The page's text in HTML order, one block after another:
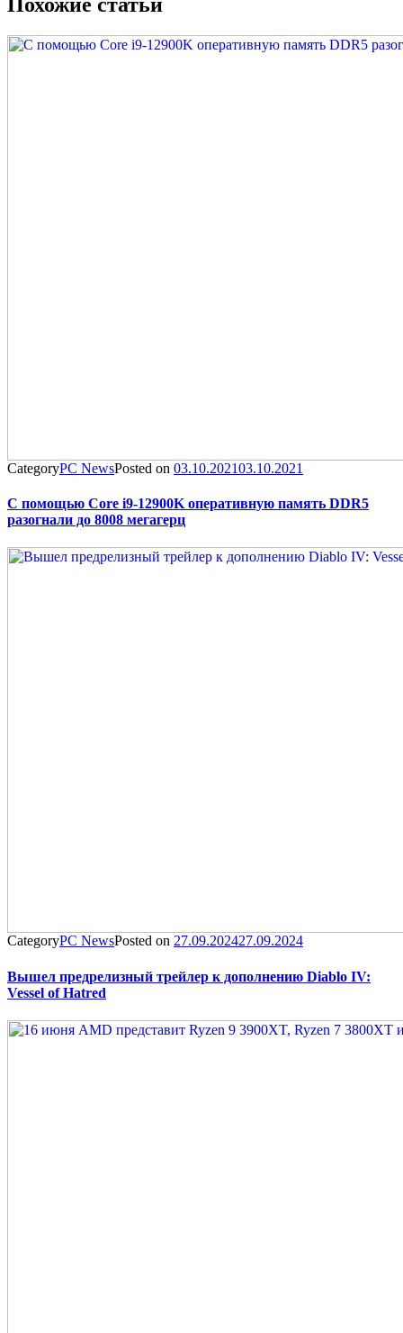
CategoryPC NewsPosted on 03.10.202103.10.2021
С помощью Core i9-12900K оперативную память DDR5
разогнали до 8008 мегагерц
CategoryPC NewsPosted on 27.09.202427.09.2024
Вышел предрелизный трейлер к дополнению Diablo IV:
Vessel of Hatred